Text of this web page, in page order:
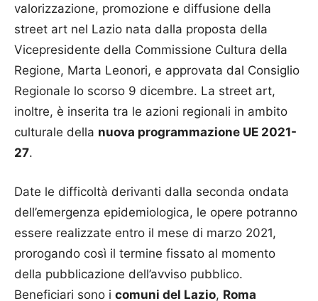
valorizzazione, promozione e diffusione della
street art nel Lazio nata dalla proposta della
Vicepresidente della Commissione Cultura della
Regione, Marta Leonori, e approvata dal Consiglio
Regionale lo scorso 9 dicembre. La street art,
inoltre, è inserita tra le azioni regionali in ambito
culturale della nuova programmazione UE 2021-
27.
Date le difficoltà derivanti dalla seconda ondata
dell’emergenza epidemiologica, le opere potranno
essere realizzate entro il mese di marzo 2021,
prorogando così il termine fissato al momento
della pubblicazione dell’avviso pubblico.
Beneficiari sono i comuni del Lazio, Roma